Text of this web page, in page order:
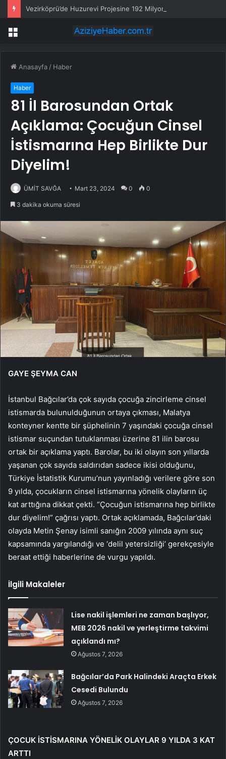
Vezirköprü’de Huzurevi Projesine 192 Milyon TL Destek
Menü
Anasayfa / Haber
Haber
81 İl Barosundan Ortak
Açıklama: Çocuğun Cinsel
İstismarına Hep Birlikte Dur
Diyelim!
ÜMİT SAVĞA Mart 23, 2024 0 0
3 dakika okuma süresi
GAYE ŞEYMA CAN
İstanbul Bağcılar’da çok sayıda çocuğa zincirleme cinsel
istismarda bulunulduğunun ortaya çıkması, Malatya
konteyner kentte bir şüphelinin 7 yaşındaki çocuğa cinsel
istismar suçundan tutuklanması üzerine 81 ilin barosu
ortak bir açıklama yaptı. Barolar, bu iki olayın son yıllarda
yaşanan çok sayıda saldırıdan sadece ikisi olduğunu,
Türkiye İstatistik Kurumu’nun yayınladığı verilere göre son
9 yılda, çocukların cinsel istismarına yönelik olayların üç
kat arttığına dikkat çekti. “Çocuğun istismarına hep birlikte
dur diyelim!” çağrısı yaptı. Ortak açıklamada, Bağcılar’daki
olayda Metin Şenay isimli sanığın 2009 yılında aynı suç
kapsamında yargılandığı ve ‘delil yetersizliği’ gerekçesiyle
beraat ettiği haberlerine de vurgu yapıldı.
İlgili Makaleler
Lise nakil işlemleri ne zaman başlıyor,
MEB 2026 nakil ve yerleştirme takvimi
açıklandı mı?
Ağustos 7, 2026
Bağcılar’da Park Halindeki Araçta Erkek
Cesedi Bulundu
Ağustos 7, 2026
ÇOCUK İSTİSMARINA YÖNELİK OLAYLAR 9 YILDA 3 KAT
ARTTI